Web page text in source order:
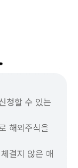
청할 수 있는
해외주식을
결지 않은 매